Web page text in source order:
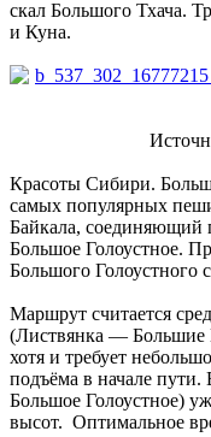
скал Большого Тхача.
и Куна.
Красоты Сибири.
самых популярных
Байкала, соединяющий
Большое Голоустное.
Большого Голоустного
Маршрут считается
(Листвянка — Большие
хотя и требует
подъёма в начале
Большое Голоустное)
высот. Оптимальное